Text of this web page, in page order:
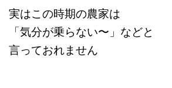
実はこの時期の農家は
「気分が乗らない〜」などと
言っておれません